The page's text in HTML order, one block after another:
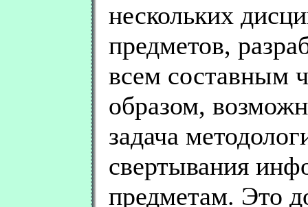
нескольких
предметов,
всем составным
образом,
задача
свертывания
предметам. Это